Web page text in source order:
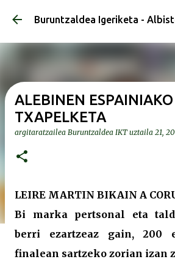
Saltatu eta joan eduki
Buruntzaldea Igeriketa -
ALEBINEN ESPAINIAKO
TXAPELKETA
argitaratzailea Buruntzaldea IKT uztaila 21,
LEIRE MARTIN BIKAIN A
Bi marka pertsonal eta
berri ezartzeaz gain, 200
finalean sartzeko zorian izan